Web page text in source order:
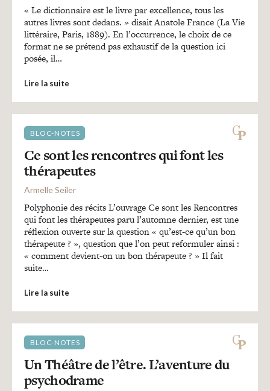
« Le dictionnaire est le livre par excellence, tous les
autres livres sont dedans. » disait Anatole France (La Vie
littéraire, Paris, 1889). En l’occurrence, le choix de ce
format ne se prétend pas exhaustif de la question ici
posée, il…
Lire la suite
BLOC-NOTES
Ce sont les rencontres qui font les
thérapeutes
Armelle Seiler
Polyphonie des récits L’ouvrage Ce sont les Rencontres
qui font les thérapeutes paru l’automne dernier, est une
réflexion ouverte sur la question « qu’est-ce qu’un bon
thérapeute ? », question que l’on peut reformuler ainsi :
« comment devient-on un bon thérapeute ? » Il fait
suite…
Lire la suite
BLOC-NOTES
Un Théâtre de l’être. L’aventure du
psychodrame